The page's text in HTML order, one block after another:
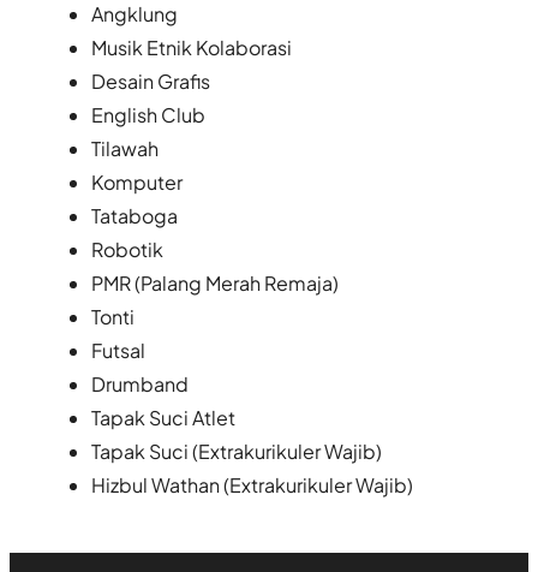
Angklung
Musik Etnik Kolaborasi
Desain Grafis
English Club
Tilawah
Komputer
Tataboga
Robotik
PMR (Palang Merah Remaja)
Tonti
Futsal
Drumband
Tapak Suci Atlet
Tapak Suci (Extrakurikuler Wajib)
Hizbul Wathan (Extrakurikuler Wajib)